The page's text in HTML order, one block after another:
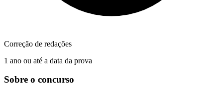
Correção de redações
1 ano ou até a data da prova
Sobre o concurso